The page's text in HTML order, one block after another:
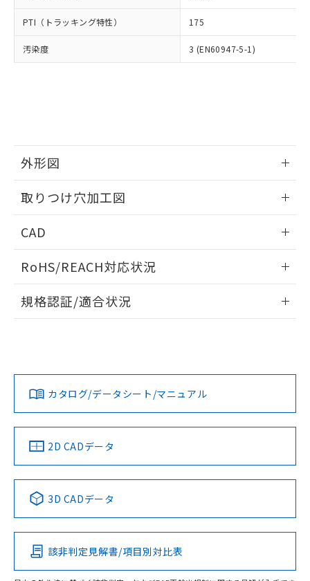
PTI（トラッキング特性） 175
汚染度 3 (EN60947-5-1)
外形図
取りつけ穴加工図
CAD
ドすることができます。
ログイン/会員登録
ダウンロードデータをご利用いただく前に、以下を必ずお読
みください。
ソフトウェアの使用条件
RoHS/REACH対応状況
EU RoHS 注意事項・凡例
対応済み
中国 RoHS 注意事項・凡例
Pb Hg Cd Cr(VI)
O
規格認証/適合状況
カタログ/データシート/マニュアル
2D CADデータ
3D CADデータ
該非判定見解書/項目別対比表
在庫状況および標準価格結果を当社の
事前の承諾なく第三者に漏洩または開
示しないようお願いします。
マイパーツ機能（部品リスト作成サー
ビス）をご利用いただくには、I-Web
品・サービスに関するお客様との取
をご了承ください。
※当社の共同利用者とは、
※2 対応予定月
部品在庫の切り替え状況などにより、予定
月が前後することがあります。
下記の非含有証明書をダウンロードするこ
とができます。
EU RoHS指令（10物質）の非含有証明書
51物質の非含有証明書（当社基準）
※本証明書は発行日時点で非含有を証明す
ものではありません。
また、RoHS指令のフタル酸エステル類４
物質の対応では、対応完了までの期間は出
欄に対応日を記載しておりました。
既に当社にて対応品への在庫切替を完了
「ｅ」：有害物質（10物質）のすべてが基
準値以下であることを示します。
「10」：通常の使用状況下において有害物
質が外部に漏えいし、環境に深刻な影響を
場合は、上記1、2および3の内容を当
該第三者に通知します。また当社は、
販売先および販売に係わる関係者が違
法に輸出するおそれがある場合は、取
機器販売店・当社販売員にご確
認ください)
白
受注生産機種、また在庫状況の
情報を公開していない機種